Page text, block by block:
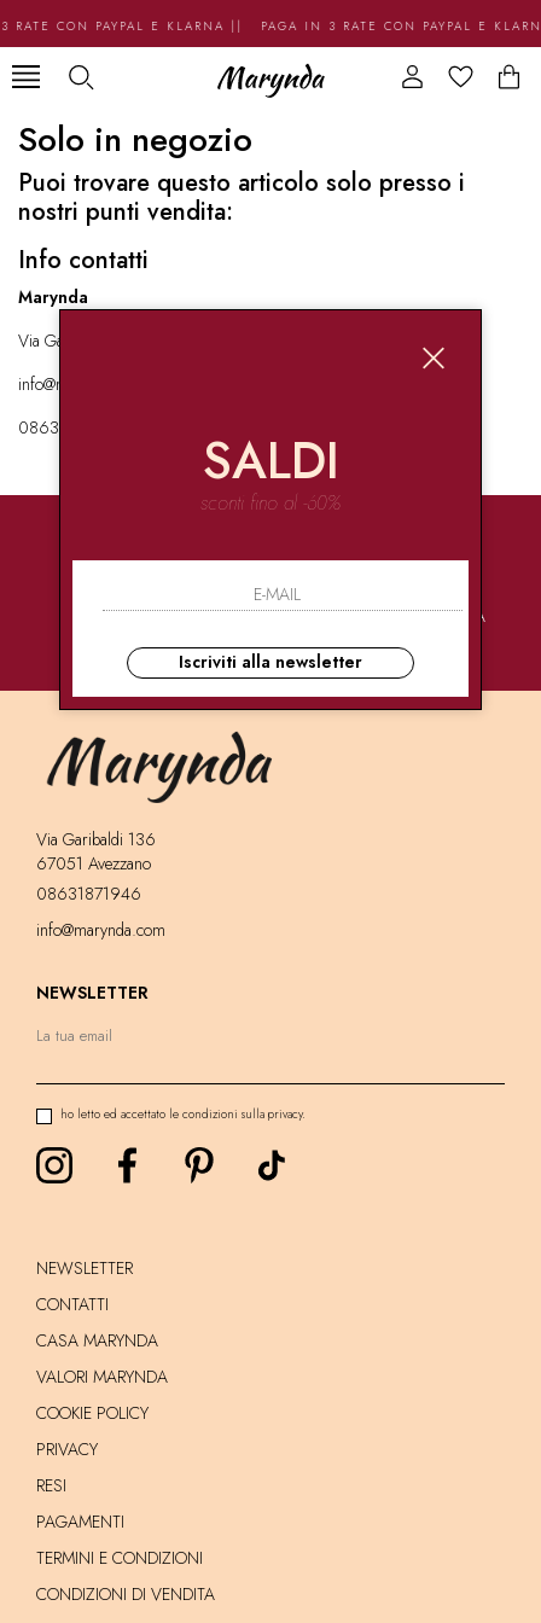
RATE CON PAYPAL E KLARNA || PAGA IN 3 RATE CON PAYPAL E
Solo in negozio
Puoi trovare questo articolo solo presso i
nostri punti vendita:
Info contatti
Marynda
Via Garibaldi 136 67051 Avezzano
info@marynda.com
08631871946
PAGAMENTI
CONSEGNE
ULTRA RAPIDE
ASSISTENZA
Via Garibaldi 136
67051 Avezzano
08631871946
info@marynda.com
NEWSLETTER
ho letto ed accettato le condizioni sulla privacy.
NEWSLETTER
CONTATTI
CASA MARYNDA
VALORI MARYNDA
COOKIE POLICY
PRIVACY
RESI
PAGAMENTI
TERMINI E CONDIZIONI
CONDIZIONI DI VENDITA
SALDI
sconti fino al -60%
Iscriviti alla newsletter